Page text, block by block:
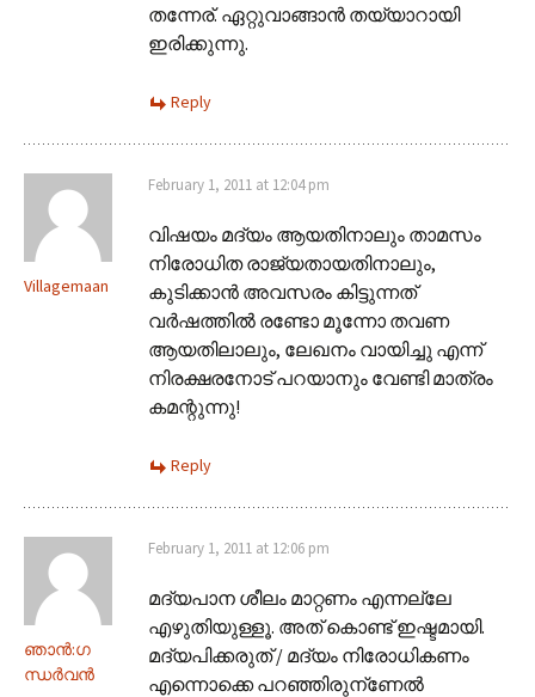
തന്നേര്. ഏറ്റുവാങ്ങാൻ തയ്യാറായി
ഇരിക്കുന്നു.
Reply
Villagemaan
February 1, 2011 at 12:04 pm
വിഷയം മദ്യം ആയതിനാലും താമസം
നിരോധിത രാജ്യതായതിനാലും,
കുടിക്കാന്‍ അവസരം കിട്ടുന്നത്
വര്‍ഷത്തില്‍ രണ്ടോ മൂന്നോ തവണ
ആയതിലാലും, ലേഖനം വായിച്ചു എന്ന്
നിരക്ഷരനോട് പറയാനും വേണ്ടി മാത്രം
കമന്റുന്നു!
Reply
ഞാന്‍:ഗ
ന്ധര്‍വന്‍
February 1, 2011 at 12:06 pm
മദ്യപാന ശീലം മാറ്റണം എന്നല്ലേ
എഴുതിയുള്ളൂ. അത് കൊണ്ട് ഇഷ്ടമായി.
മദ്യപിക്കരുത് / മദ്യം നിരോധികണം
എന്നൊക്കെ പറഞ്ഞിരുന്ണേല്‍